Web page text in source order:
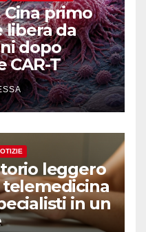
primo
libera da
dopo
CAR-T
leggero
telemedicina
in un